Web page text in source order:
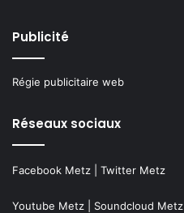
Publicité
Régie publicitaire web
Réseaux sociaux
Facebook Metz Twitter Metz
Youtube Metz Soundcloud Metz